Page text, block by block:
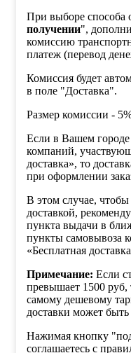
При выборе способа
получении",
комиссию
платеж (перевод
Комиссия будет
в поле "Доставка".
Размер комиссии -
Если в Вашем городе
компаний,
доставка», то
при оформлении
В этом случае, чтобы
доставкой,
пункта выдачи в
пункты самовывоза
«Бесплатная
Примечание: Если
превышает 1500 руб,
самому дешевому
доставки может
Нажимая кнопку
соглашаетесь с